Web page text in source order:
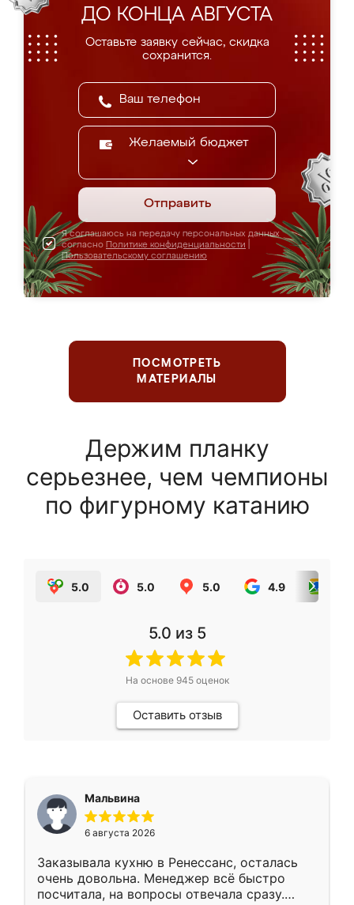
ДО КОНЦА АВГУСТА
Оставьте заявку сейчас, скидка
сохранится.
Желаемый бюджет
Отправить
Я соглашаюсь на передачу персональных данных
согласно Политике конфиденциальности
Пользовательскому соглашению
ПОСМОТРЕТЬ
МАТЕРИАЛЫ
Держим планку
серьезнее, чем чемпионы
по фигурному катанию
5.0 5.0 5.0 4.9
5.0 из 5
На основе 945оценок
Оставить отзыв
Мальвина
6 августа 2026
Заказывала кухню в Ренессанс, осталась
очень довольна. Менеджер всё быстро
посчитала, на вопросы отвечала сразу.